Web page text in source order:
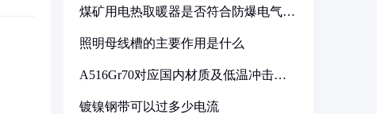
煤矿用电热取暖器是否符合防爆电气设
照明母线槽的主要作用是什么
A516Gr70对应国内材质及低温冲击要
镀镍钢带可以过多少电流